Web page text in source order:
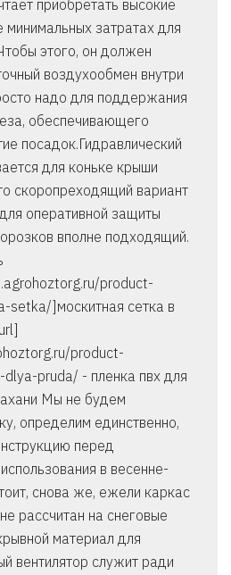
приобретать высокие
минимальных затратах для
этого, он должен
воздухообмен внутри
надо для поддержания
обеспечивающего
посадок.Гидравлический
для коньке крыши
скоропреходящий вариант
оперативной защиты
вполне подходящий.
product-
setka/]москитная сетка в
product-
pruda/ - пленка пвх для
Мы не будем
определим единственно,
перед
в весенне-
снова же, ежели каркас
рассчитан на снеговые
материал для
вентилятор служит ради